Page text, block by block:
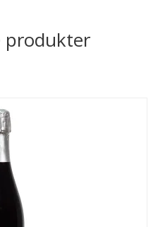
produkter